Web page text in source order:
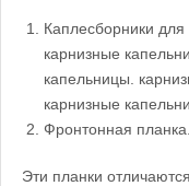
Каплесборники
карнизные
капельницы.
карнизные
Фронтонная
Эти планки